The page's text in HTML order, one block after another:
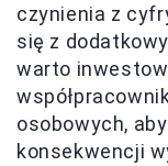
czynienia z
się z
warto
osobowych,
konsekwencji